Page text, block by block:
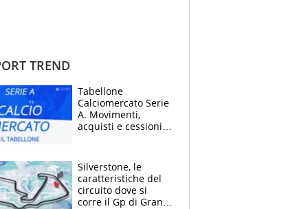
TREND
Tabellone
Calciomercato Serie
A. Movimenti,
acquisti e cessioni:
Silverstone, le
caratteristiche del
circuito dove si
corre il Gp di Gran